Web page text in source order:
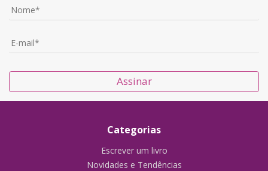
Assinar
Categorias
Escrever um livro
Novidades e Tendências